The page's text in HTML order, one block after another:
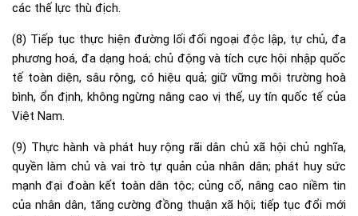
các thế lực thù địch.
(8) Tiếp tục thực hiện đường lối đối ngoại độc lập, tự chủ, đa
phương hoá, đa dạng hoá; chủ động và tích cực hội nhập quốc
tế toàn diện, sâu rộng, có hiệu quả; giữ vững môi trường hoà
bình, ổn định, không ngừng nâng cao vị thế, uy tín quốc tế của
Việt Nam.
(9) Thực hành và phát huy rộng rãi dân chủ xã hội chủ nghĩa,
quyền làm chủ và vai trò tự quản của nhân dân; phát huy sức
mạnh đại đoàn kết toàn dân tộc; củng cố, nâng cao niềm tin
của nhân dân, tăng cường đồng thuận xã hội; tiếp tục đổi mới